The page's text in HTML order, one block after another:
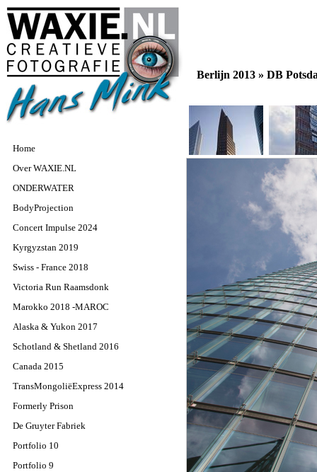
Home
Over WAXIE.NL
ONDERWATER
BodyProjection
Concert Impulse 2024
Kyrgyzstan 2019
Swiss - France 2018
Victoria Run Raamsdonk
Marokko 2018 -MAROC
Alaska & Yukon 2017
Schotland & Shetland 2016
Canada 2015
TransMongoliëExpress 2014
Formerly Prison
De Gruyter Fabriek
Portfolio 10
Portfolio 9
Berlijn 2013 » DB